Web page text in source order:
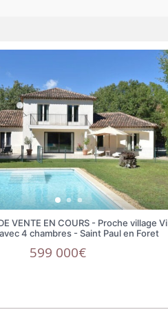
VENTE EN COURS - Proche village
4 chambres - Saint Paul en Foret
599 000€